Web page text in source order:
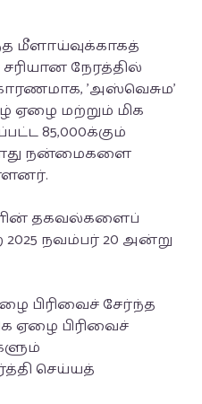
மீளாய்வுக்காகத்
நேரத்தில்
காரணமாக, 'அஸ்வெசும'
ஏழை மற்றும் மிக
85,000க்கும்
நன்மைகளை
தகவல்களைப்
2025 நவம்பர் 20 அன்று
பிரிவைச் சேர்ந்த
ஏழை பிரிவைச்
செய்யத்